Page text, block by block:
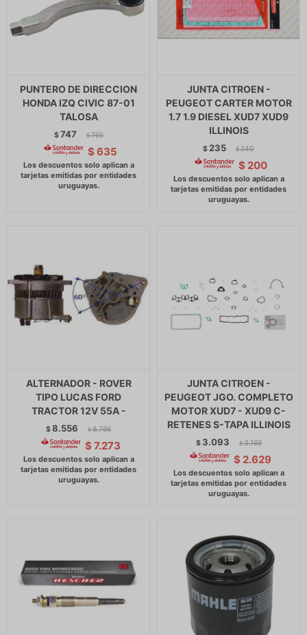
PUNTERO DE DIRECCION
HONDA IZQ CIVIC 87-01
TALOSA
$747 $ 765
$ 635
JUNTA CITROEN -
PEUGEOT CARTER MOTOR
1.7 1.9 DIESEL XUD7 XUD9
ILLINOIS
$ 235 $ 240
$ 200
ALTERNADOR - ROVER
TIPO LUCAS FORD
TRACTOR 12V 55A -
$8.556 $ 8.766
$ 7.273
JUNTA CITROEN -
PEUGEOT JGO. COMPLETO
MOTOR XUD7 - XUD9 C-
RETENES S-TAPA ILLINOIS
$ 3.093 $ 3.169
$ 2.629